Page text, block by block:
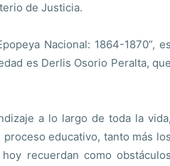
de Justicia.
Nacional: 1864-1870”, es
es Derlis Osorio Peralta, que
a lo largo de toda la vida,
educativo, tanto más los
recuerdan como obstáculos